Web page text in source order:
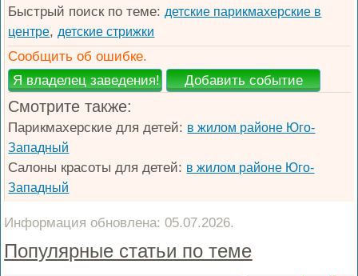
Быстрый поиск по теме:детские парикмахерские в
центре,детские стрижки
Сообщить об ошибке.
Смотрите также:
Парикмахерские для детей: в жилом районе Юго-
Западный
Салоны красоты для детей: в жилом районе Юго-
Западный
Информация обновлена: 05.07.2026.
Популярные статьи по теме